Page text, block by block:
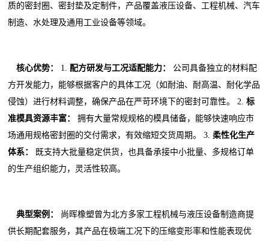
质的密封圈、密封垫及定制件，产品覆盖液压设备、工程机械、汽车
制造、水处理及通用工业设备等领域。
核心优势： 1. 配方研发与工况适配能力：
公司具备独立的材料配
方开发能力，能够根据客户的具体工况（如耐油、耐高温、耐化学品
侵蚀）进行材料调整，确保产品在严苛环境下的密封可靠性。 2.标
准模具资源丰富：
拥有大量常规规格的模具储备，能够快速响应市
场通用规格密封圈的交付需求，有效缩短交货周期。 3.柔性化生产
体系：
既支持大批量稳定供货，也具备承接中小批量、多规格订单
的生产组织能力，灵活性较高。
典型案例：
尚晖橡塑曾为北方多家工程机械与液压设备制造商提
供长期配套服务，其产品在极端工况下的压缩变形率和性能表现优